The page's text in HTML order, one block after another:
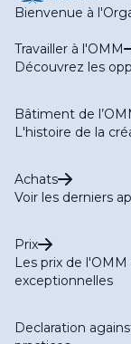
Bienvenue à
Travailler à l'OMM
Découvrez les
Bâtiment de
L'histoire de la
Achats
Voir les derniers
Prix
Les prix de
exceptionnelles
Declaration